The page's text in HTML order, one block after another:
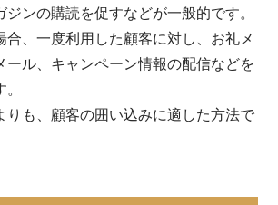
ジンの購読を促すなどが一般的です。
合、一度利用した顧客に対し、お礼メ
ール、キャンペーン情報の配信などを
りも、顧客の囲い込みに適した方法で